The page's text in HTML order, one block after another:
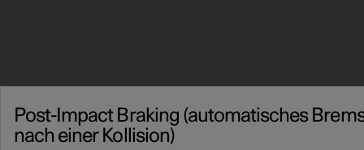
Post-Impact Braking (automatisches
nach einer Kollision)